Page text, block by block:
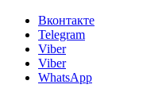
Вконтакте
Telegram
Viber
Viber
WhatsApp